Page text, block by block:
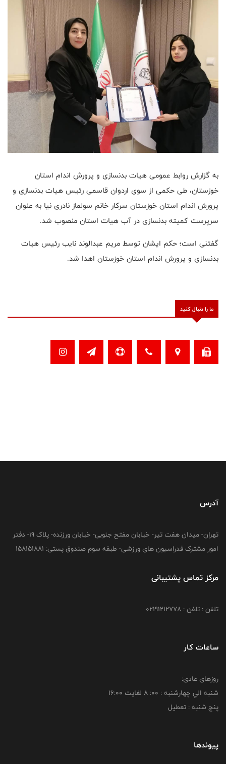
به گزارش روابط عمومی هیات بدنسازی و پرورش اندام استان
خوزستان، طی حکمی از سوی اردوان قاسمی رئیس هیات بدنسازی و
پرورش اندام استان خوزستان سرکار خانم سولماز نادری نیا به عنوان
سرپرست کمیته بدنسازی در آب هیات استان منصوب شد.
گفتنی است؛ حکم ایشان توسط مریم عبدالوند نایب رئیس هیات
بدنسازی و پرورش اندام استان خوزستان اهدا شد.
ما را دنبال کنید
آدرس
تهران- میدان هفت تیر- خیابان مفتح جنوبی- خیابان ورزنده- پلاک 19- دفتر
امور مشترک فدراسیون های ورزشی- طبقه سوم صندوق پستی: 158151881
مرکز تماس پشتیبانی
تلفن : تلفن : 02191212778
ساعات کار
روزهای عادی:
شنبه الي چهارشنبه : 00: 8 لغايت 16:00
پنج شنبه : تعطیل
پیوندها